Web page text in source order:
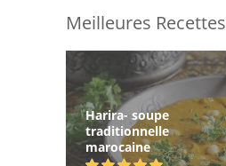
Meilleures Recettes
Harira- soupe
traditionnelle
marocaine